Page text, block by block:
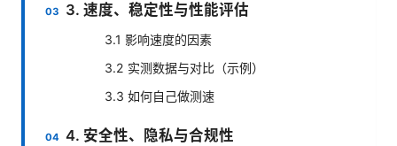
3. 速度、稳定性与性能评估
3.1 影响速度的因素
3.2 实测数据与对比（示例）
3.3 如何自己做测速
4. 安全性、隐私与合规性